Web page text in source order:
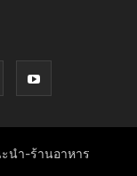
นำ-ร้านอาหาร